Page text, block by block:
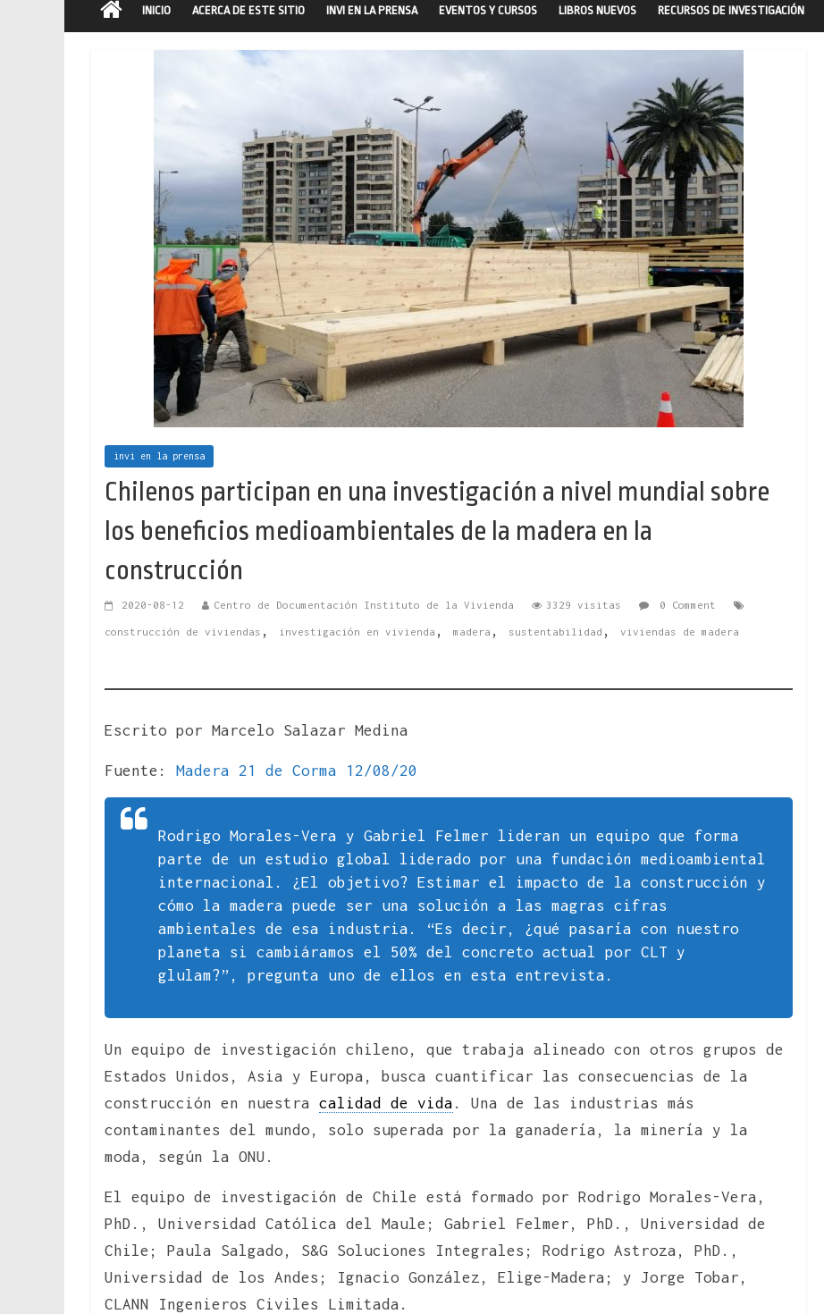
INICIO ACERCA DE ESTE SITIO INVI EN LA PRENSA EVENTOS Y CURSOS LIBROS NUEVOS RECURSOS DE INVESTIGACIÓN
invi en la prensa
Chilenos participan en una investigación a nivel mundial sobre
los beneficios medioambientales de la madera en la
construcción
2020-08-12 Centro de Documentación Instituto de la Vivienda 3329 visitas 0 Comment
construcción de viviendas , investigación en vivienda , madera , sustentabilidad , viviendas de madera
Escrito por Marcelo Salazar Medina
Fuente: Madera 21 de Corma 12/08/20
Rodrigo Morales-Vera y Gabriel Felmer lideran un equipo que forma
parte de un estudio global liderado por una fundación medioambiental
internacional. ¿El objetivo? Estimar el impacto de la construcción y
cómo la madera puede ser una solución a las magras cifras
ambientales de esa industria. “Es decir, ¿qué pasaría con nuestro
planeta si cambiáramos el 50% del concreto actual por CLT y
glulam?”, pregunta uno de ellos en esta entrevista.
Un equipo de investigación chileno, que trabaja alineado con otros grupos de
Estados Unidos, Asia y Europa, busca cuantificar las consecuencias de la
construcción en nuestra calidad de vida . Una de las industrias más
contaminantes del mundo, solo superada por la ganadería, la minería y la
moda, según la ONU.
El equipo de investigación de Chile está formado por Rodrigo Morales-Vera,
PhD., Universidad Católica del Maule; Gabriel Felmer, PhD., Universidad de
Chile; Paula Salgado, S&G Soluciones Integrales; Rodrigo Astroza, PhD.,
Universidad de los Andes; Ignacio González, Elige-Madera; y Jorge Tobar,
CLANN Ingenieros Civiles Limitada.